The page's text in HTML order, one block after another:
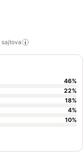
sajtova
46%
22%
18%
4%
10%